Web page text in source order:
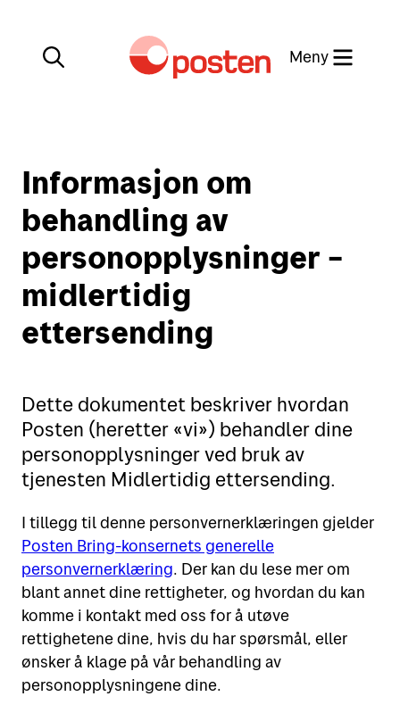
Lukk
Meny
Kundeservice
Min side
English
Posten-appen
Sende i Norge
Sende til utlandet
Retur
Priser for 2026
Motta
Motta pakker og brev
Spore sendinger
Alt om postkasser
Leie postboks
Fortolling av sendinger
Verktøy
Finn Posten på kartet
Flytte eller reise bort?
Adressesøk
Betale mva. og toll
Digipost
Informasjon om
behandling av
personopplysninger –
midlertidig
ettersending
Dette dokumentet beskriver hvordan
Posten (heretter «vi») behandler dine
personopplysninger ved bruk av
tjenesten Midlertidig ettersending.
I tillegg til denne personvernerklæringen gjelder
Posten Bring-konsernets generelle
personvernerklæring. Der kan du lese mer om
blant annet dine rettigheter, og hvordan du kan
komme i kontakt med oss for å utøve
rettighetene dine, hvis du har spørsmål, eller
ønsker å klage på vår behandling av
personopplysningene dine.